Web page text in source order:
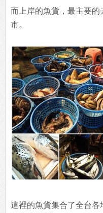
而上岸的魚貨，最主要的
市。
這裡的魚貨集合了全台